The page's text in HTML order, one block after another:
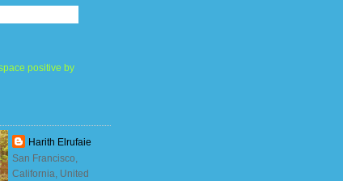
positive by
Harith Elrufaie
San Francisco,
California, United